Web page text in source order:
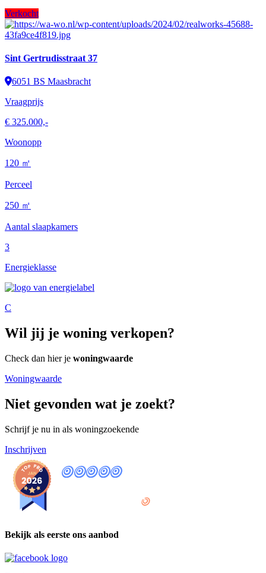
Verkocht
Sint Gertrudisstraat 37
6051 BS Maasbracht
Vraagprijs
€ 325.000,-
Woonopp
120 ㎡
Perceel
250 ㎡
Aantal slaapkamers
3
Energieklasse
C
Wil jij je woning verkopen?
Check dan hier je woningwaarde
Woningwaarde
Niet gevonden wat je zoekt?
Schrijf je nu in als woningzoekende
Inschrijven
Bekijk als eerste ons aanbod